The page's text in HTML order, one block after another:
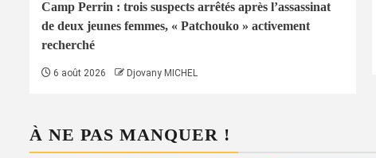
Camp Perrin : trois suspects arrêtés après l’assassinat
de deux jeunes femmes, « Patchouko » activement
recherché
6 août 2026 Djovany MICHEL
À NE PAS MANQUER !